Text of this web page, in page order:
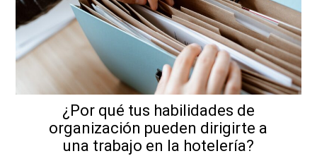
¿Por qué tus habilidades de
organización pueden dirigirte a
una trabajo en la hotelería?